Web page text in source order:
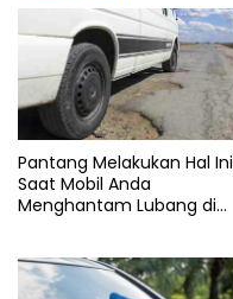
otak
Honda
Indonesia
Lombok
Mandalika
Marquez
Pantang Melakukan Hal Ini
Saat Mobil Anda
Menghantam Lubang di